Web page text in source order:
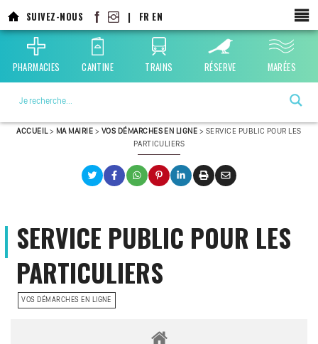
SUIVEZ-NOUS | FR EN
PHARMACIES CANTINE TRAINS RÉSERVE MARÉES
ACCUEIL> MA MAIRIE > VOS DÉMARCHES EN LIGNE > SERVICE PUBLIC POUR LES
PARTICULIERS
SERVICE PUBLIC POUR LES
PARTICULIERS
VOS DÉMARCHES EN LIGNE